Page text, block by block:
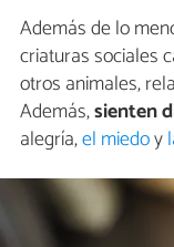
Además de lo
criaturas sociales
otros animales,
Además,sienten
alegría,el miedoy